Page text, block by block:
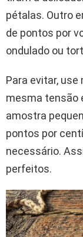
pétalas. Outro
de pontos por
ondulado ou
Para evitar,
mesma tensão
amostra
pontos por
necessário.
perfeitos.